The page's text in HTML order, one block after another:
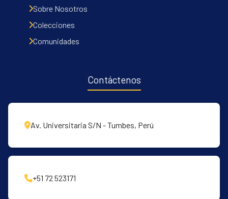
Sobre Nosotros
Colecciones
Comunidades
Contáctenos
Av. Universitaria S/N - Tumbes, Perú
+51 72 523171